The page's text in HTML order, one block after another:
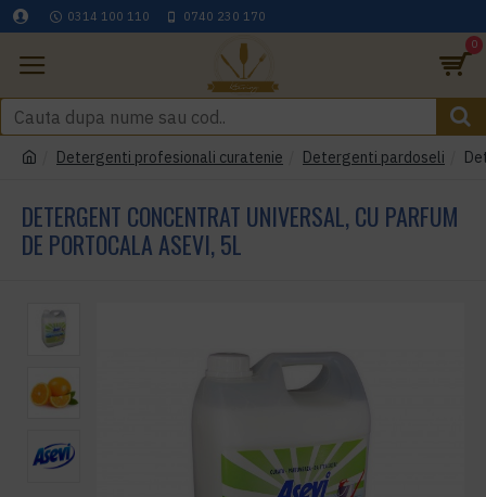
0314 100 110 0740 230 170
0
Detergenti profesionali curatenie Detergenti pardoseli
DETERGENT CONCENTRAT UNIVERSAL, CU PARFUM
DE PORTOCALA ASEVI, 5L